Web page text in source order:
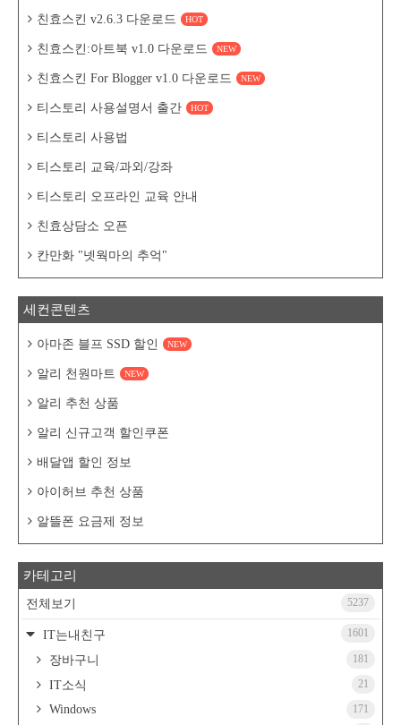
친효스킨 v2.6.3 다운로드 HOT
친효스킨:아트북 v1.0 다운로드 NEW
친효스킨 For Blogger v1.0 다운로드 NEW
티스토리 사용설명서 출간 HOT
티스토리 사용법
티스토리 교육/과외/강좌
티스토리 오프라인 교육 안내
친효상담소 오픈
칸만화 "넷웍마의 추억"
세컨콘텐츠
아마존 블프 SSD 할인 NEW
알리 천원마트 NEW
알리 추천 상품
알리 신규고객 할인쿠폰
배달앱 할인 정보
아이허브 추천 상품
알뜰폰 요금제 정보
카테고리
전체보기 5237
IT는내친구 1601
장바구니 181
IT소식 21
Windows 171